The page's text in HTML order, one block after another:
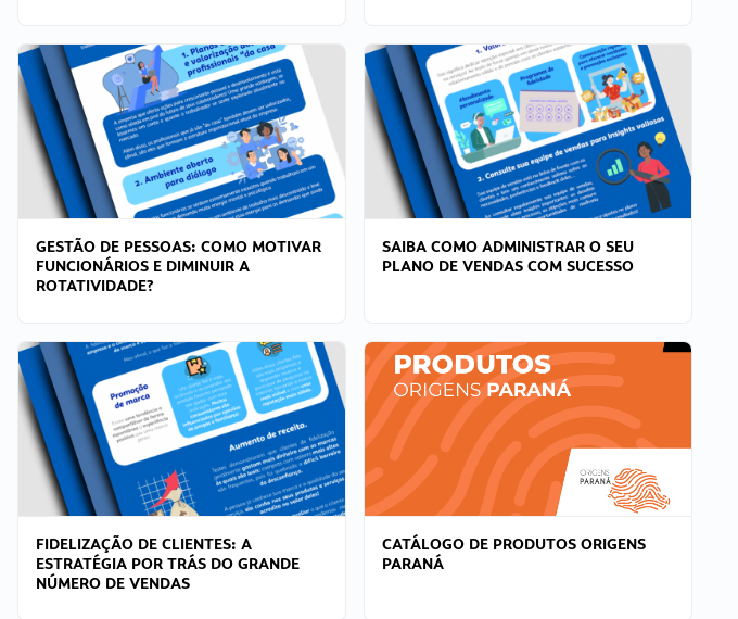
GESTÃO DE PESSOAS: COMO MOTIVAR
FUNCIONÁRIOS E DIMINUIR A
ROTATIVIDADE?
SAIBA COMO ADMINISTRAR O SEU
PLANO DE VENDAS COM SUCESSO
FIDELIZAÇÃO DE CLIENTES: A
ESTRATÉGIA POR TRÁS DO GRANDE
NÚMERO DE VENDAS
CATÁLOGO DE PRODUTOS ORIGENS
PARANÁ